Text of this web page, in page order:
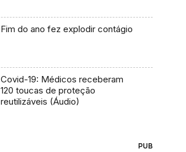
Fim do ano fez explodir contágio
Covid-19: Médicos receberam
120 toucas de proteção
reutilizáveis (Áudio)
PUB